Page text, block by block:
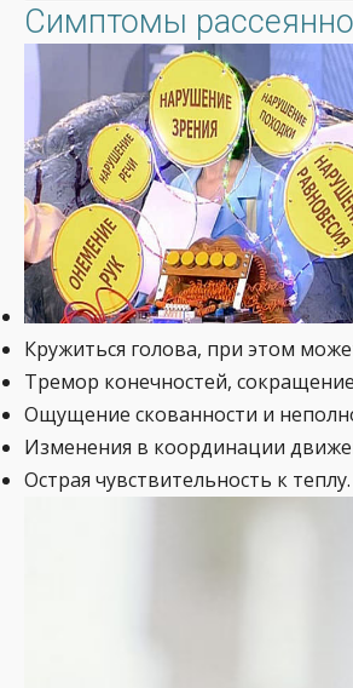
Симптомы
Кружиться голова, при этом
Тремор конечностей,
Ощущение скованности и
Изменения в координации
Острая чувствительность к теплу.